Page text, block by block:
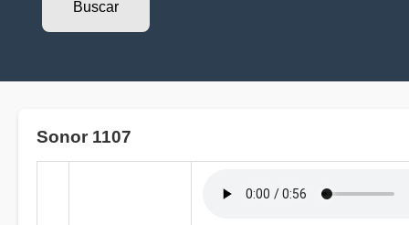
Sonor 1107